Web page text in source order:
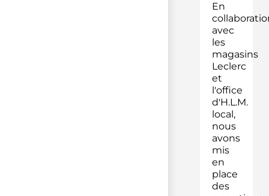
En
avec
les
magasins
Leclerc
et
l'office
d'H.L.M.
local,
nous
avons
mis
en
place
des